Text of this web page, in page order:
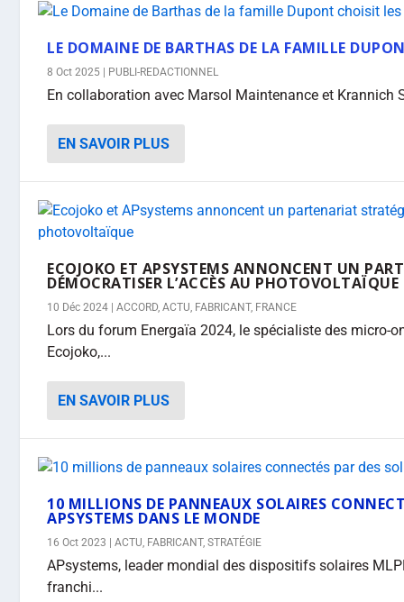
LE DOMAINE DE BARTHAS DE LA FAMILLE
8 Oct 2025 PUBLI-REDACTIONNEL
En collaboration avec Marsol Maintenance et Krannich
EN SAVOIR PLUS
ECOJOKO ET APSYSTEMS ANNONCENT UN
DÉMOCRATISER L’ACCÈS AU PHOTOVOLTAÏQUE
10 Déc 2024 |ACCORD,ACTU, FABRICANT, FRANCE
Lors du forum Energaïa 2024, le spécialiste des micro-
Ecojoko,...
EN SAVOIR PLUS
10 MILLIONS DE PANNEAUX SOLAIRES
APSYSTEMS DANS LE MONDE
16 Oct 2023 |ACTU, FABRICANT,STRATÉGIE
APsystems, leader mondial des dispositifs solaires
franchi...